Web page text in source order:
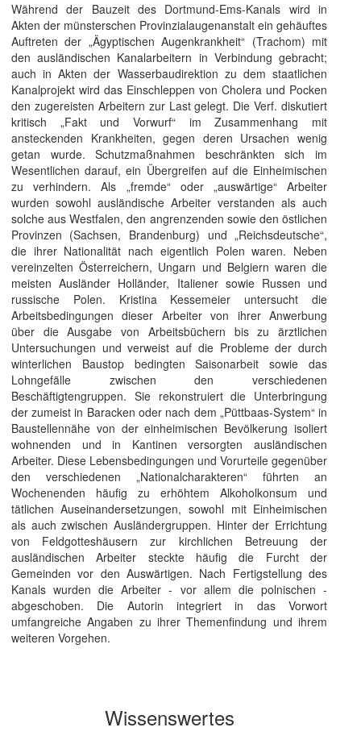
Während der Bauzeit des Dortmund-Ems-Kanals wird in
Akten der münsterschen Provinzialaugenanstalt ein gehäuftes
Auftreten der „Ägyptischen Augenkrankheit“ (Trachom) mit
den ausländischen Kanalarbeitern in Verbindung gebracht;
auch in Akten der Wasserbaudirektion zu dem staatlichen
Kanalprojekt wird das Einschleppen von Cholera und Pocken
den zugereisten Arbeitern zur Last gelegt. Die Verf. diskutiert
kritisch „Fakt und Vorwurf“ im Zusammenhang mit
ansteckenden Krankheiten, gegen deren Ursachen wenig
getan wurde. Schutzmaßnahmen beschränkten sich im
Wesentlichen darauf, ein Übergreifen auf die Einheimischen
zu verhindern. Als „fremde“ oder „auswärtige“ Arbeiter
wurden sowohl ausländische Arbeiter verstanden als auch
solche aus Westfalen, den angrenzenden sowie den östlichen
Provinzen (Sachsen, Brandenburg) und „Reichsdeutsche“,
die ihrer Nationalität nach eigentlich Polen waren. Neben
vereinzelten Österreichern, Ungarn und Belgiern waren die
meisten Ausländer Holländer, Italiener sowie Russen und
russische Polen. Kristina Kessemeier untersucht die
Arbeitsbedingungen dieser Arbeiter von ihrer Anwerbung
über die Ausgabe von Arbeitsbüchern bis zu ärztlichen
Untersuchungen und verweist auf die Probleme der durch
winterlichen Baustop bedingten Saisonarbeit sowie das
Lohngefälle zwischen den verschiedenen
Beschäftigtengruppen. Sie rekonstruiert die Unterbringung
der zumeist in Baracken oder nach dem „Püttbaas-System“ in
Baustellennähe von der einheimischen Bevölkerung isoliert
wohnenden und in Kantinen versorgten ausländischen
Arbeiter. Diese Lebensbedingungen und Vorurteile gegenüber
den verschiedenen „Nationalcharakteren“ führten an
Wochenenden häufig zu erhöhtem Alkoholkonsum und
tätlichen Auseinandersetzungen, sowohl mit Einheimischen
als auch zwischen Ausländergruppen. Hinter der Errichtung
von Feldgotteshäusern zur kirchlichen Betreuung der
ausländischen Arbeiter steckte häufig die Furcht der
Gemeinden vor den Auswärtigen. Nach Fertigstellung des
Kanals wurden die Arbeiter - vor allem die polnischen -
abgeschoben. Die Autorin integriert in das Vorwort
umfangreiche Angaben zu ihrer Themenfindung und ihrem
weiteren Vorgehen.
Wissenswertes